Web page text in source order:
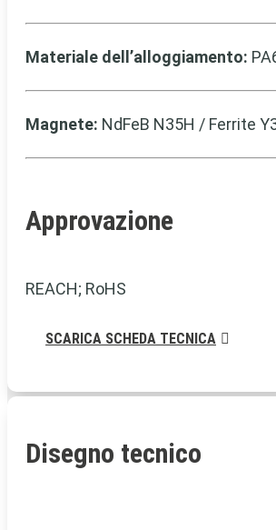
Materiale dell’alloggiamento:
Magnete: NdFeB N35H / Ferrite
Approvazione
REACH; RoHS
SCARICA SCHEDA TECNICA
Disegno tecnico